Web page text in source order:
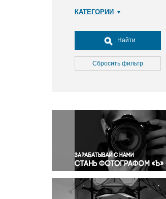
КАТЕГОРИИ
Досуг, туризм и отдых
Культура
Медицина
Окружающая среда
Политика
Правосудие
Происшествия и конфликты
Религия
Светская жизнь
Спорт
Найти
Сбросить фильтр